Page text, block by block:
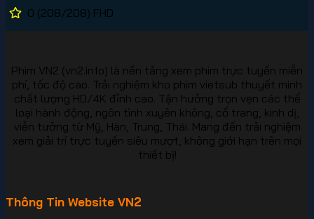
0 (208/208) FHD
Phim VN2 (vn2.info) là nền tảng xem phim trực tuyến miễn
phí, tốc độ cao. Trải nghiệm kho phim vietsub thuyết minh
chất lượng HD/4K đỉnh cao. Tận hưởng trọn vẹn các thể
loại hành động, ngôn tình xuyên không, cổ trang, kinh dị,
viễn tưởng từ Mỹ, Hàn, Trung, Thái. Mang đến trải nghiệm
xem giải trí trực tuyến siêu mượt, không giới hạn trên mọi
thiết bị!
Thông Tin Website VN2